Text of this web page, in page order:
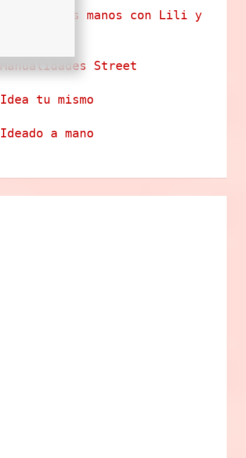
Arte en tus manos con Lili y
Manualidades Street
Idea tu mismo
Ideado a mano